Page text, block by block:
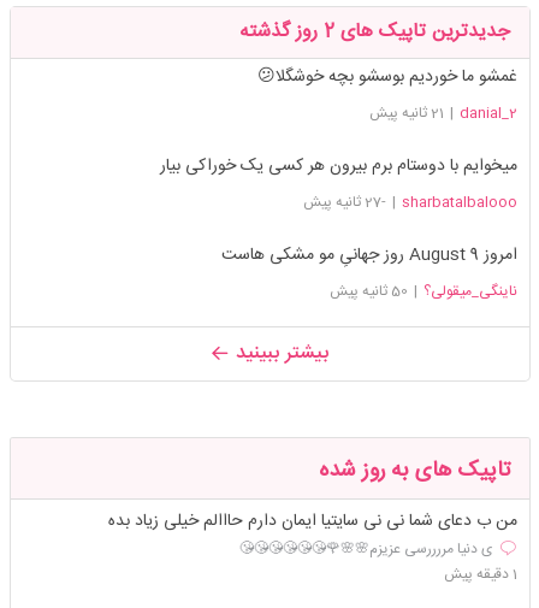
جدیدترین تاپیک های 2 روز گذشته
غمشو ما خوردیم بوسشو بچه خوشگلا😕
danial_2
| 21 ثانیه پیش
میخوایم با دوستام برم بیرون هر کسی یک خوراکی بیار
sharbatalbalooo
| -27 ثانیه پیش
امروز 9 August روز جهانیِ مو مشکی هاست
ناینگی_میقولی؟ | 50 ثانیه پیش
بیشتر ببینید
تاپیک های به روز شده
من ب دعای شما نی نی سایتیا ایمان دارم حااالم خیلی زیاد بده
ی دنیا مررررسی عزیزم🌸🌸🌹😘😘😘😘😘😘
1 دقیقه پیش